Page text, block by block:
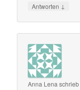
Antworten ↓
Anna Lena schrieb